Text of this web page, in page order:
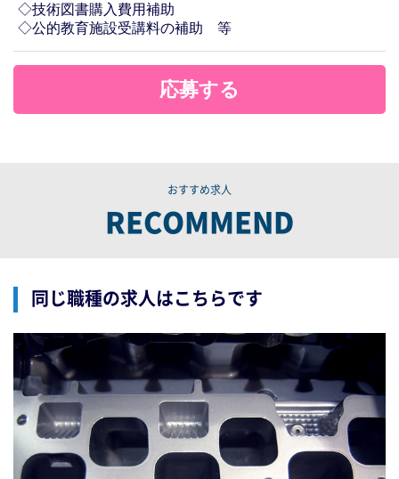
◇技術図書購入費用補助
◇公的教育施設受講料の補助 等
応募する
おすすめ求人
RECOMMEND
同じ職種の求人はこちらです